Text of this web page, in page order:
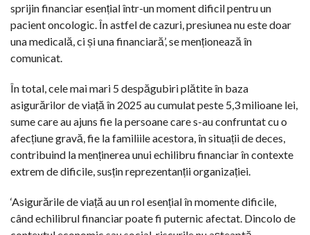
sprijin financiar esențial într-un moment dificil pentru un
pacient oncologic. În astfel de cazuri, presiunea nu este doar
una medicală, ci și una financiară’, se menționează în
comunicat.
În total, cele mai mari 5 despăgubiri plătite în baza
asigurărilor de viață în 2025 au cumulat peste 5,3 milioane lei,
sume care au ajuns fie la persoane care s-au confruntat cu o
afecțiune gravă, fie la familiile acestora, în situații de deces,
contribuind la menținerea unui echilibru financiar în contexte
extrem de dificile, susțin reprezentanții organizației.
‘Asigurările de viață au un rol esențial în momente dificile,
când echilibrul financiar poate fi puternic afectat. Dincolo de